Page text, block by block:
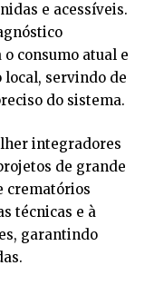
e acessíveis.
consumo atual e
servindo de
do sistema.
integradores
de grande
crematórios
técnicas e à
garantindo